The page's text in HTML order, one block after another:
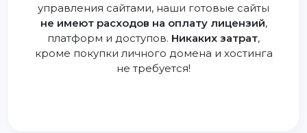
управления сайтами, наши готовые сайты
не имеют расходов на оплату лицензий,
платформ и доступов. Никаких затрат,
кроме покупки личного домена и хостинга
не требуется!